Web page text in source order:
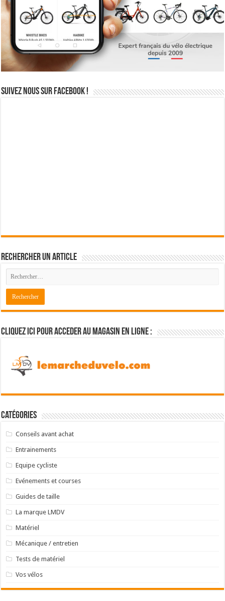
Suivez nous sur Facebook !
Rechercher un article
Cliquez ici pour acceder au magasin en ligne :
Catégories
Conseils avant achat
Entrainements
Equipe cycliste
Evénements et courses
Guides de taille
La marque LMDV
Matériel
Mécanique / entretien
Tests de matériel
Vos vélos